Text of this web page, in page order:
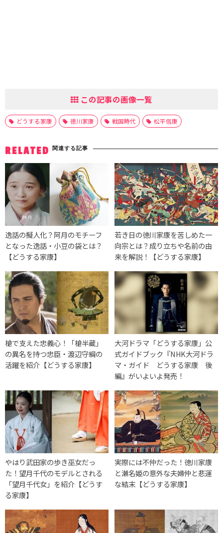
この記事の画像一覧
どうする家康 徳川家康 戦国時代 松平信康
RELATED 関連する記事
逸話の擬人化？阿月のモチーフ
となった逸話・小豆の袋とは？
【どうする家康】
若き日の徳川家康を苦しめた一
向宗とは？成り立ちや名前の由
来を解説！【どうする家康】
槍で支えた忠義心！「槍半蔵」
の異名を持つ忠臣・渡辺守綱の
活躍を紹介【どうする家康】
大河ドラマ「どうする家康」公
式ガイドブック『NHK大河ドラ
マ・ガイド どうする家康 後
編』がいよいよ発売！
やはり武田家の歩き巫女だっ
た！望月千代のモデルとされる
「望月千代女」を紹介【どうす
る家康】
実際には不仲だった！徳川家康
と瀬名姫の意外な夫婦仲と悲運
な結末【どうする家康】